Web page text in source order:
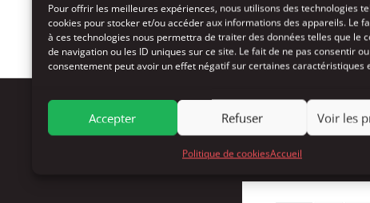
Pour offrir les meilleures expériences, nous utilisons des technologies
cookies pour stocker et/ou accéder aux informations des appareils. Le
à ces technologies nous permettra de traiter des données telles que le
de navigation ou les ID uniques sur ce site. Le fait de ne pas consentir
consentement peut avoir un effet négatif sur certaines caractéristiques
Accepter Refuser Voir les
Politique de cookiesAccueil
L’Inouïe Nuit de Moune
parCDNOI